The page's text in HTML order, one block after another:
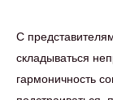
С
складываться
гармоничность